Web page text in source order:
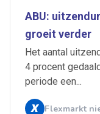
ABU:
groeit verder
Het aantal
4 procent
periode een...
Flexmarkt